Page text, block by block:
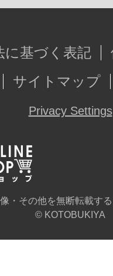
を完全再現。
す。
モード」から
穴）を全身13
「ライトグ
立てただけ
［ホワイト
に基づく表記
サイトマップ
Privacy Settings
・その他を無断転載す
© KOTOBUKIYA